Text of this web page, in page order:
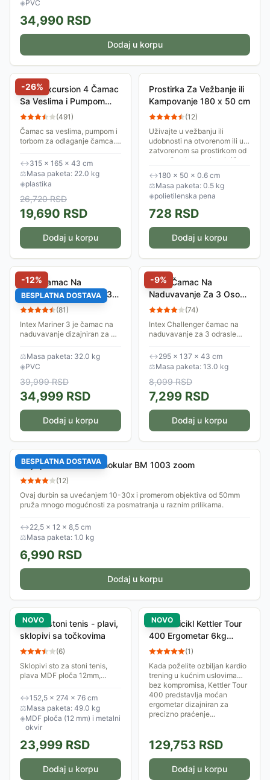
◈PVC
34,990 RSD
Dodaj u korpu
-26%
Intex Excursion 4 Čamac
Sa Veslima i Pumpom
68324
(491)
Čamac sa veslima, pumpom i
torbom za odlaganje čamca.
165 x 43 cm, namenjen je za
prevoz 4 osobe, maksimalna
nosivost je 500...
↔315 × 165 × 43 cm
⚖Masa paketa: 22.0 kg
◈plastika
26,720RSD
19,690 RSD
Dodaj u korpu
Prostirka Za Vežbanje ili
Kampovanje 180 x 50 cm
(12)
Uživajte u vežbanju ili
udobnosti na otvorenom ili u
zatvorenom sa prostirkom od
pene. Ova lagana i praktična
cm,...
↔180 × 50 × 0.6 cm
⚖Masa paketa: 0.5 kg
◈polietilenska pena
728 RSD
Dodaj u korpu
-12%
BESPLATNA DOSTAVA
Profi Čamac Na
Naduvavanje Mariner 3
Intex 68373
(81)
Intex Mariner 3 je čamac na
naduvavanje dizajniran za 3
naduvava i izduvava i
posebno je namenjen
rekreativcima i sportskim...
⚖Masa paketa: 32.0 kg
◈PVC
39,999RSD
34,999 RSD
Dodaj u korpu
-9%
Intex Čamac Na
Naduvavanje Za 3 Osobe
Challenger 3
(74)
Intex Challenger čamac na
naduvavanje za 3 odrasle
ručnom pumpom za lako i
brzo naduvavanje i
izduvavanje čamca i...
↔295 × 137 × 43 cm
⚖Masa paketa: 13.0 kg
8,099RSD
7,299 RSD
Dodaj u korpu
BESPLATNA DOSTAVA
Skyoptics Durbin Monokular BM 1003 zoom
(12)
Ovaj durbin sa uvećanjem 10-30x i promerom objektiva od 50mm
pruža mnogo mogućnosti za posmatranja u raznim prilikama.
↔22,5 × 12 × 8,5 cm
⚖Masa paketa: 1.0 kg
6,990 RSD
Dodaj u korpu
NOVO
Sto za stoni tenis - plavi,
sklopivi sa točkovima
(6)
Sklopivi sto za stoni tenis,
plava MDF ploča 12mm,
↔152,5 × 274 × 76 cm
⚖Masa paketa: 49.0 kg
◈MDF ploča (12 mm) i metalni
okvir
23,999 RSD
Dodaj u korpu
NOVO
Sobni Bicikl Kettler Tour
400 Ergometar 6kg
zamajac (1)
Kada poželite ozbiljan kardio
trening u kućnim uslovima
bez kompromisa, Kettler Tour
400 predstavlja moćan
ergometar dizajniran za
precizno praćenje...
129,753 RSD
Dodaj u korpu